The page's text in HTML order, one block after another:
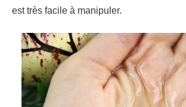
est très facile à manipuler.